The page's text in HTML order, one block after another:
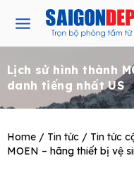
Main
Lịch sử hình thành
danh tiếng nhất US
Home / Tin tức / Tin tức
MOEN – hãng thiết bị vệ